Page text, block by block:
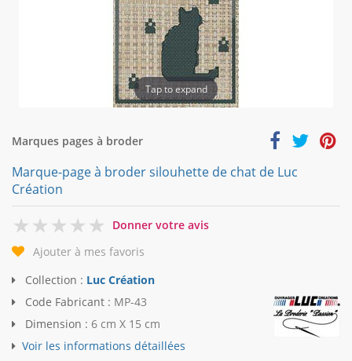
Tap to expand
Marques pages à broder
Marque-page à broder silouhette de chat de Luc
Création
0
Donner votre avis
Ajouter à mes favoris
Collection : Luc Création
Code Fabricant : MP-43
Dimension : 6 cm X 15 cm
Voir les informations détaillées